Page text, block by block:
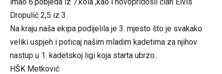
Dropulić 2,5 iz 3.
Na kraju naša ekipa podijelila je 3. mjesto što je svakako
veliki uspjeh i poticaj našim mladim kadetima za njihov
nastup u 1. kadetskoj ligi koja starta ubrzo..
HŠK Metković